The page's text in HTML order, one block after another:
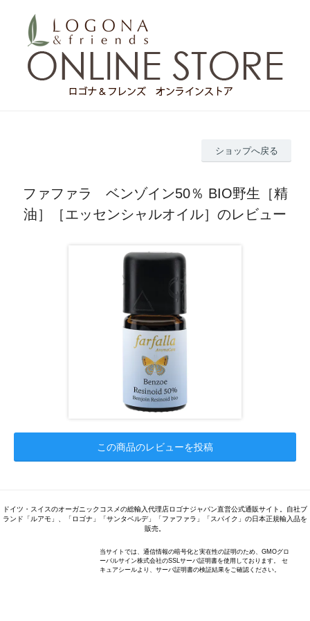
ショップへ戻る
ファファラ ベンゾイン50％ BIO野生［精
油］［エッセンシャルオイル］のレビュー
この商品のレビューを投稿
ドイツ・スイスのオーガニックコスメの総輸入代理店ロゴナジャパン直営公式通販サイト。自社ブ
ランド「ルアモ」、「ロゴナ」「サンタベルデ」「ファファラ」「スパイク」の日本正規輸入品を
販売。
当サイトでは、通信情報の暗号化と実在性の証明のため、GMOグロ
ーバルサイン株式会社のSSLサーバ証明書を使用しております。 セ
キュアシールより、サーバ証明書の検証結果をご確認ください。